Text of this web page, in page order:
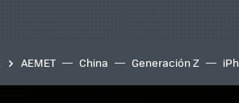
AEMET China Generación Z